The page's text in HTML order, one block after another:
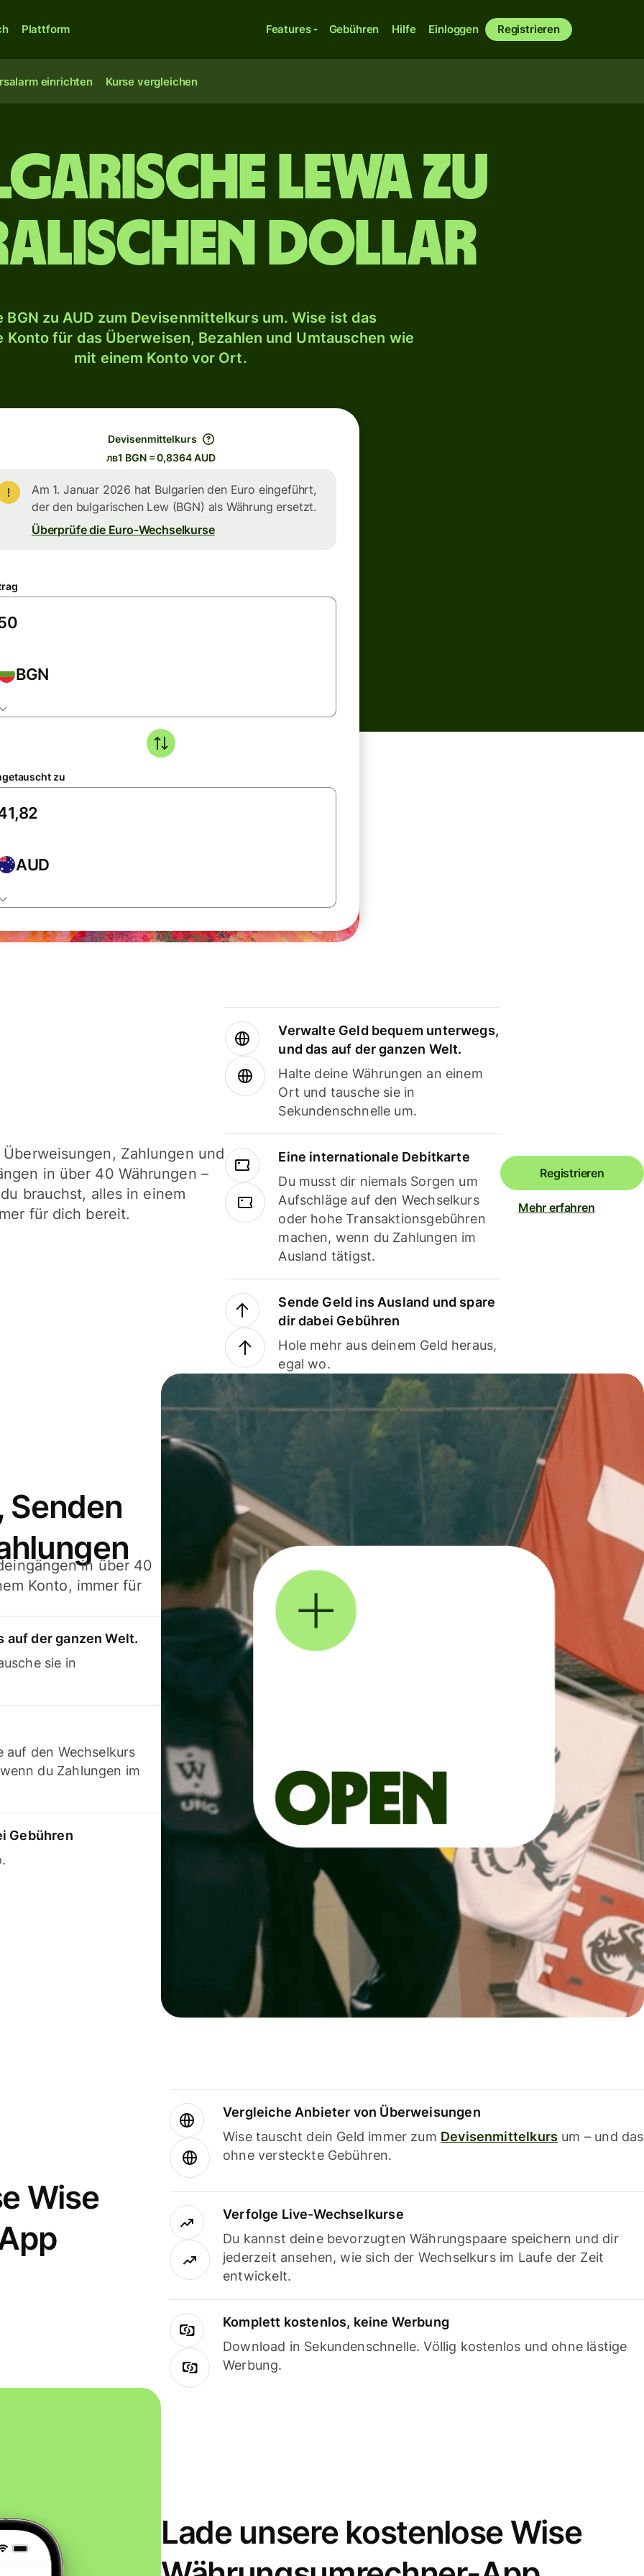
Plattform Features Gebühren Hilfe Einloggen Registrieren
einrichten Kurse vergleichen
Lewa zu
Dollar
BGN zu AUD zum Devisenmittelkurs um. Wise ist das
Konto für das Überweisen, Bezahlen und Umtauschen wie
mit einem Konto vor Ort.
Devisenmittelkurs
лв1 BGN = 0,8364 AUD
Am 1. Januar 2026 hat Bulgarien den Euro eingeführt,
der den bulgarischen Lew (BGN) als Währung ersetzt.
Überprüfe die Euro-Wechselkurse
BGN
zu
AUD
Zahlungen und
in über 40 Währungen –
brauchst, alles in einem
für dich bereit.
Verwalte Geld bequem unterwegs,
und das auf der ganzen Welt.
Halte deine Währungen an einem
Ort und tausche sie in
Sekundenschnelle um.
Eine internationale Debitkarte
Du musst dir niemals Sorgen um
Aufschläge auf den Wechselkurs
oder hohe Transaktionsgebühren
machen, wenn du Zahlungen im
Ausland tätigst.
Sende Geld ins Ausland und spare
dir dabei Gebühren
Hole mehr aus deinem Geld heraus,
egal wo.
Registrieren
Mehr erfahren
Senden
in über 40
Konto, immer für
auf der ganzen Welt.
sie in
auf den Wechselkurs
du Zahlungen im
Gebühren
Wise
Vergleiche Anbieter von Überweisungen
Wise tauscht dein Geld immer zum Devisenmittelkurs um – und das
ohne versteckte Gebühren.
Verfolge Live-Wechselkurse
Du kannst deine bevorzugten Währungspaare speichern und dir
jederzeit ansehen, wie sich der Wechselkurs im Laufe der Zeit
entwickelt.
Komplett kostenlos, keine Werbung
Download in Sekundenschnelle. Völlig kostenlos und ohne lästige
Werbung.
Lade unsere kostenlose Wise